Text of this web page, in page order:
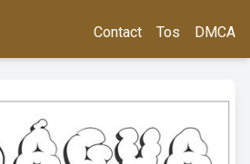
Contact Tos DMCA